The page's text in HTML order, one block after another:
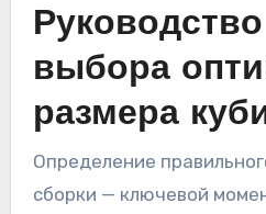
выбора
размера
Определение
сборки — ключевой